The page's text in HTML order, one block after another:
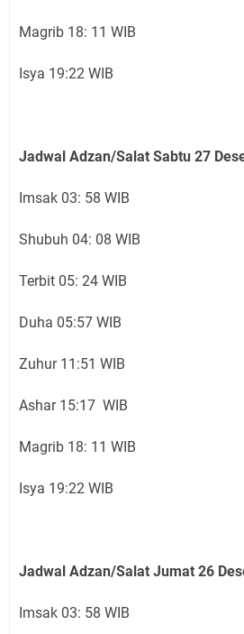
Magrib 18: 11 WIB
Isya 19:22 WIB
Jadwal Adzan/Salat Sabtu 27
Imsak 03: 58 WIB
Shubuh 04: 08 WIB
Terbit 05: 24 WIB
Duha 05:57 WIB
Zuhur 11:51 WIB
Ashar 15:17 WIB
Magrib 18: 11 WIB
Isya 19:22 WIB
Jadwal Adzan/Salat Jumat 26
Imsak 03: 58 WIB